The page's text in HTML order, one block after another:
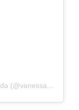
Un post condiviso da Vanessa Incontrada (@vanessa_incontrada)